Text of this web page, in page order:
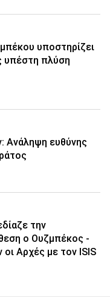
υποστηρίζει
υπέστη πλύση
Ανάληψη ευθύνης
την
ο Ουζμπέκος -
Αρχές με τον ISIS